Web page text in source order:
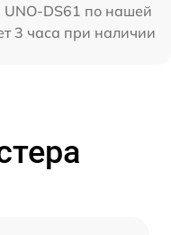
DS61 по нашей
3 часа при наличии